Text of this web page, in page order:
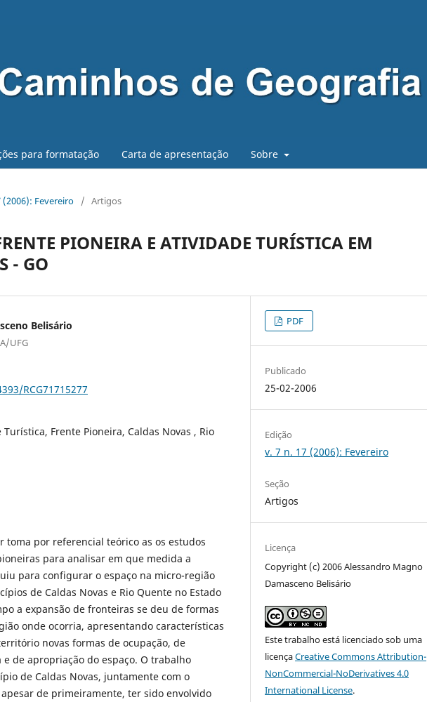
para formatação Carta de apresentação Sobre
(2006): Fevereiro / Artigos
PIONEIRA E ATIVIDADE TURÍSTICA EM
- GO
Belisário
UFG
RCG71715277
Frente Pioneira, Caldas Novas , Rio
toma por referencial teórico as os estudos
para analisar em que medida a
para configurar o espaço na micro-região
de Caldas Novas e Rio Quente no Estado
a expansão de fronteiras se deu de formas
onde ocorria, apresentando características
novas formas de ocupação, de
de apropriação do espaço. O trabalho
de Caldas Novas, juntamente com o
de primeiramente, ter sido envolvido
PDF
Publicado
25-02-2006
Edição
v. 7 n. 17 (2006): Fevereiro
Seção
Artigos
Licença
Copyright (c) 2006 Alessandro Magno
Damasceno Belisário
Este trabalho está licenciado sob uma
licençaCreative Commons Attribution-
NonCommercial-NoDerivatives 4.0
International License.